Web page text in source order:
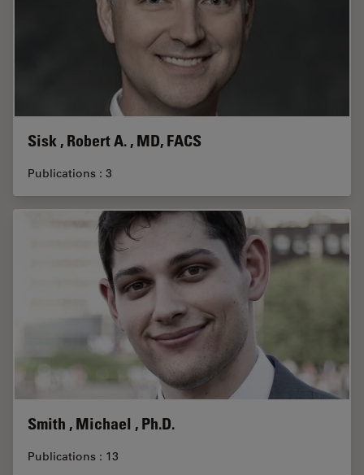
Sisk , Robert A. , MD, FACS
Publications : 3
Smith , Michael , Ph.D.
Publications : 13